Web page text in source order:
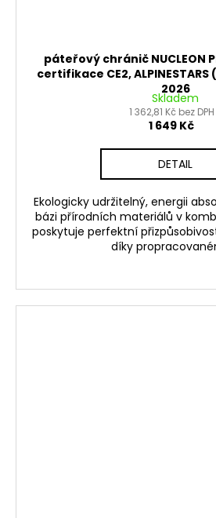
páteřový chránič NUCLEON
certifikace CE2,
2026
Skladem
1 362,81 Kč bez DPH
1 649 Kč
DETAIL
Ekologicky udržitelný, energii
bázi přírodních materiálů v
poskytuje perfektní
díky